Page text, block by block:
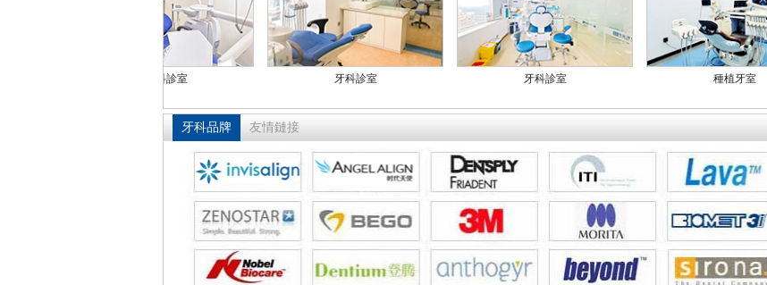
大門 大門 大門 門診大樓
大門 門診大樓
牙科品牌 友情鏈接